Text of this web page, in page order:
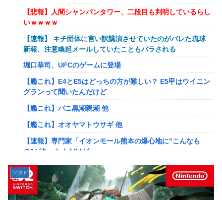
【画像】令和最新版のあのちゃん、可愛過ぎてワイらにブッ
刺さりまくりw w w w w w
【爆笑動画】ママさん「新しい洗濯機買って1発目に回した
らコレw」←こwれwはw w w w w w w w w w
岡田斗司夫「人間の本音としてブサイクを見たら不愉快にな
る。この責任をどうとるんだ」
【速報】ルフィの幹部、懲役20年に決定する←コレは妥当
か？？？？？？？
【NGS】ルーサー緊急、新武器、東方コラボ、EXレベル
40… 8/5はアップデート盛り沢山！？貴様ら何から始める？
( •᷄ὤ•᷅ )
ヨーロッパが右翼政党の党員から銀行口座を作る権利を剥
【ウマ娘】ケンタ？のシオン
韓国人「海上自衛隊護衛艦ちょうかいによるトマホーク巡航
【悲報】人間シャンパンタワー、二段目も判明しているらし
いｗｗｗｗ
【速報】 キチ団体に言い訳講演させていたのがバレた琉球
新報、注意喚起メールしていたこともバラされる
堀口恭司、UFCのゲームに登場
【艦これ】E4とE5はどっちの方が難しい？ E5甲はウイニン
グランって聞いたんだけど
【艦これ】バニ黒潮親潮 他
【艦これ】オオヤマトウサギ 他
【速報】専門家「イオンモール熊本の爆心地に”こんなも
の”があったんだけど…」
【画像】かつて天下を獲っていたYouTuberの現在ｗｗｗｗ
【悲報】映画館の客、ほぼバイオテロレベルのやらかしで観
客が避難する事態にｗｗｗｗ
ソフト